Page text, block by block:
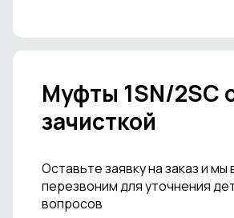
Муфты 1SN/2SC
зачисткой
Оставьте заявку на заказ и мы
перезвоним для уточнения
вопросов